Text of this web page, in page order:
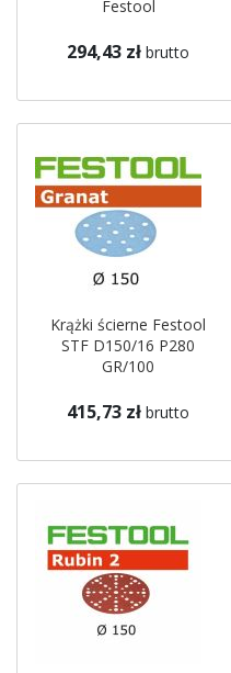
Festool
294,43 zł brutto
Krążki ścierne Festool
STF D150/16 P280
GR/100
415,73 zł brutto